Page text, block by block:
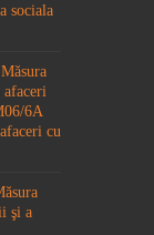
sociala
6A
cu
şi a